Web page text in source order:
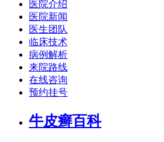
医院介绍
医院新闻
医生团队
临床技术
病例解析
来院路线
在线咨询
预约挂号
牛皮癣百科